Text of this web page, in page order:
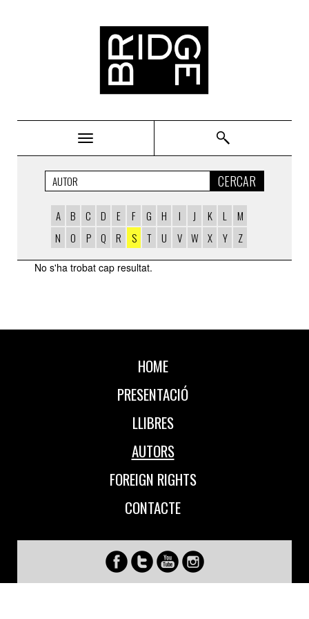
CERCAR
A B C D E F G H I J K L
M
N
O P Q R S T U V W X Y Z
AUTORS
No s'ha trobat cap resultat.
HOME
PRESENTACIÓ
LLIBRES
AUTORS
FOREIGN RIGHTS
CONTACTE